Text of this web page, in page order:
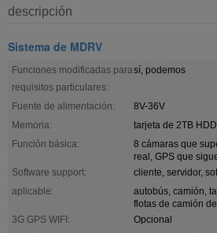
descripción
Sistema de MDRV
Funciones modificadas para
requisitos particulares:
sí, podemos
Fuente de alimentación:
8V-36V
Memoria:
tarjeta de 2TB
Función básica:
8 cámaras que
real, GPS que
Software support:
cliente, servidor,
aplicable:
autobús, camión,
flotas de camión
3G GPS WIFI:
Opcional